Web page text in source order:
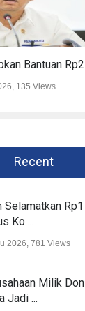
135 Views
Recent
Selamatkan Rp1
Ko ...
2026, 781 Views
Milik Don
Jadi ...